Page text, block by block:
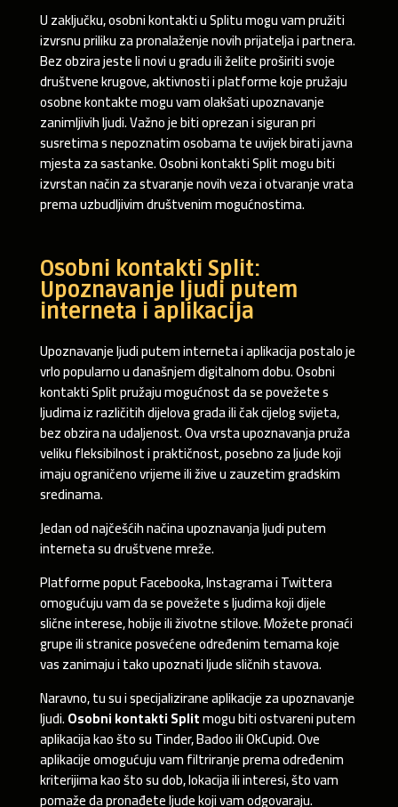
U zaključku, osobni kontakti u Splitu mogu vam pružiti
izvrsnu priliku za pronalaženje novih prijatelja i partnera.
Bez obzira jeste li novi u gradu ili želite proširiti svoje
društvene krugove, aktivnosti i platforme koje pružaju
osobne kontakte mogu vam olakšati upoznavanje
zanimljivih ljudi. Važno je biti oprezan i siguran pri
susretima s nepoznatim osobama te uvijek birati javna
mjesta za sastanke. Osobni kontakti Split mogu biti
izvrstan način za stvaranje novih veza i otvaranje vrata
prema uzbudljivim društvenim mogućnostima.
Osobni kontakti Split:
Upoznavanje ljudi putem
interneta i aplikacija
Upoznavanje ljudi putem interneta i aplikacija postalo je
vrlo popularno u današnjem digitalnom dobu. Osobni
kontakti Split pružaju mogućnost da se povežete s
ljudima iz različitih dijelova grada ili čak cijelog svijeta,
bez obzira na udaljenost. Ova vrsta upoznavanja pruža
veliku fleksibilnost i praktičnost, posebno za ljude koji
imaju ograničeno vrijeme ili žive u zauzetim gradskim
sredinama.
Jedan od najčešćih načina upoznavanja ljudi putem
interneta su društvene mreže.
Platforme poput Facebooka, Instagrama i Twittera
omogućuju vam da se povežete s ljudima koji dijele
slične interese, hobije ili životne stilove. Možete pronaći
grupe ili stranice posvećene određenim temama koje
vas zanimaju i tako upoznati ljude sličnih stavova.
Naravno, tu su i specijalizirane aplikacije za upoznavanje
ljudi.Osobni kontakti Splitmogu biti ostvareni putem
aplikacija kao što su Tinder, Badoo ili OkCupid. Ove
aplikacije omogućuju vam filtriranje prema određenim
kriterijima kao što su dob, lokacija ili interesi, što vam
pomaže da pronađete ljude koji vam odgovaraju.